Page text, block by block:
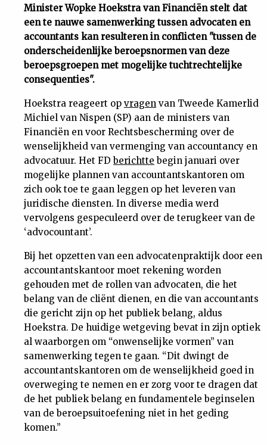
Feiten
Cijfers
Tuchtrecht
Magazine
Podcast
Dossiers
Nieuwsbrief
Contact
Minister Wopke Hoekstra van Financiën stelt dat
een te nauwe samenwerking tussen advocaten en
accountants kan resulteren in conflicten "tussen de
onderscheidenlijke beroepsnormen van deze
beroepsgroepen met mogelijke tuchtrechtelijke
consequenties".
Hoekstra reageert op vragen van Tweede Kamerlid
Michiel van Nispen (SP) aan de ministers van
Financiën en voor Rechtsbescherming over de
wenselijkheid van vermenging van accountancy en
advocatuur. Het FDberichtte begin januari over
mogelijke plannen van accountantskantoren om
zich ook toe te gaan leggen op het leveren van
juridische diensten. In diverse media werd
vervolgens gespeculeerd over de terugkeer van de
‘advocountant’.
Bij het opzetten van een advocatenpraktijk door een
accountantskantoor moet rekening worden
gehouden met de rollen van advocaten, die het
belang van de cliënt dienen, en die van accountants
die gericht zijn op het publiek belang, aldus
Hoekstra. De huidige wetgeving bevat in zijn optiek
al waarborgen om “onwenselijke vormen” van
samenwerking tegen te gaan. “Dit dwingt de
accountantskantoren om de wenselijkheid goed in
overweging te nemen en er zorg voor te dragen dat
de het publiek belang en fundamentele beginselen
van de beroepsuitoefening niet in het geding
komen.”